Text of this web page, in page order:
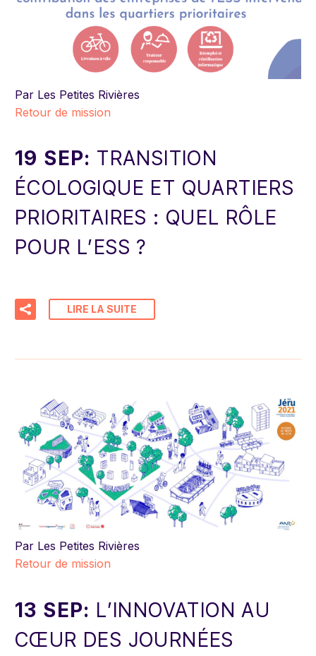
Par Les Petites Rivières
Retour de mission
19 SEP: TRANSITION
ÉCOLOGIQUE ET QUARTIERS
PRIORITAIRES : QUEL RÔLE
POUR L’ESS ?
LIRE LA SUITE
Par Les Petites Rivières
Retour de mission
13 SEP: L’INNOVATION AU
CŒUR DES JOURNÉES